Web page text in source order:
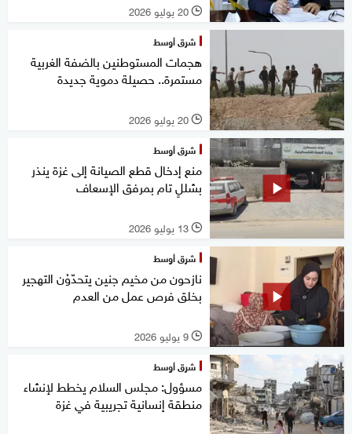
l 20 يوليو 2026
شرق أوسط
هجمات المستوطنين بالضفة الغربية
مستمرة.. حصيلة دموية جديدة
l 20 يوليو 2026
شرق أوسط
منع إدخال قطع الصيانة إلى غزة ينذر
بشللٍ تام بمرفق الإسعاف
l 13 يوليو 2026
شرق أوسط
نازحون من مخيم جنين يتحدّوْن التهجير
بخلق فرص عمل من العدم
l 9 يوليو 2026
شرق أوسط
مسؤول: مجلس السلام يخطط لإنشاء
منطقة إنسانية تجريبية في غزة